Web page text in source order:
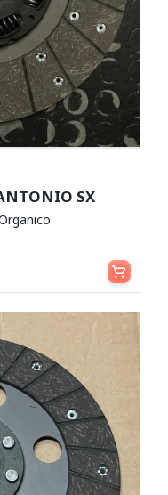
SX
Aggiungi al carrello